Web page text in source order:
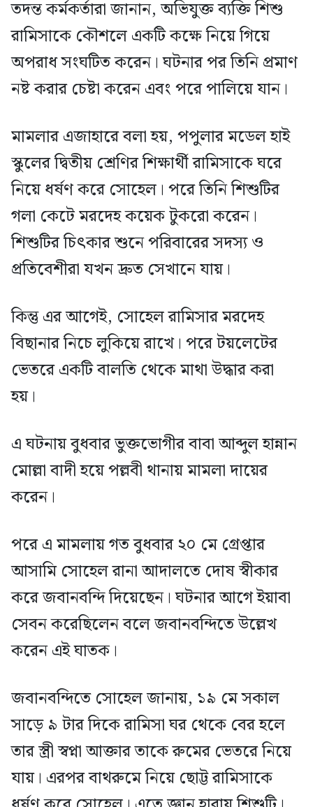
তদন্ত কর্মকর্তারা জানান, অভিযুক্ত ব্যক্তি শিশু
রামিসাকে কৌশলে একটি কক্ষে নিয়ে গিয়ে
অপরাধ সংঘটিত করেন। ঘটনার পর তিনি প্রমাণ
নষ্ট করার চেষ্টা করেন এবং পরে পালিয়ে যান।
মামলার এজাহারে বলা হয়, পপুলার মডেল হাই
স্কুলের দ্বিতীয় শ্রেণির শিক্ষার্থী রামিসাকে ঘরে
নিয়ে ধর্ষণ করে সোহেল। পরে তিনি শিশুটির
গলা কেটে মরদেহ কয়েক টুকরো করেন।
শিশুটির চিৎকার শুনে পরিবারের সদস্য ও
প্রতিবেশীরা যখন দ্রুত সেখানে যায়।
কিন্তু এর আগেই, সোহেল রামিসার মরদেহ
বিছানার নিচে লুকিয়ে রাখে। পরে টয়লেটের
ভেতরে একটি বালতি থেকে মাথা উদ্ধার করা
হয়।
এ ঘটনায় বুধবার ভুক্তভোগীর বাবা আব্দুল হান্নান
মোল্লা বাদী হয়ে পল্লবী থানায় মামলা দায়ের
করেন।
পরে এ মামলায় গত বুধবার ২০ মে গ্রেপ্তার
আসামি সোহেল রানা আদালতে দোষ স্বীকার
করে জবানবন্দি দিয়েছেন। ঘটনার আগে ইয়াবা
সেবন করেছিলেন বলে জবানবন্দিতে উল্লেখ
করেন এই ঘাতক।
জবানবন্দিতে সোহেল জানায়, ১৯ মে সকাল
সাড়ে ৯ টার দিকে রামিসা ঘর থেকে বের হলে
তার স্ত্রী স্বপ্না আক্তার তাকে রুমের ভেতরে নিয়ে
যায়। এরপর বাথরুমে নিয়ে ছোট্ট রামিসাকে